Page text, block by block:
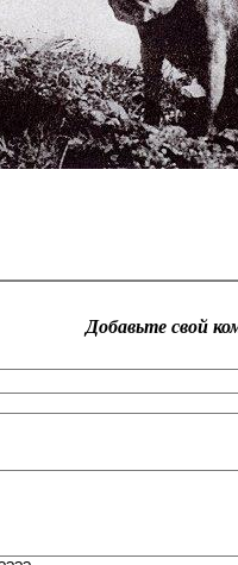
Добавьте свой